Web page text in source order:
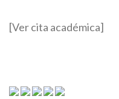
[Ver cita académica]